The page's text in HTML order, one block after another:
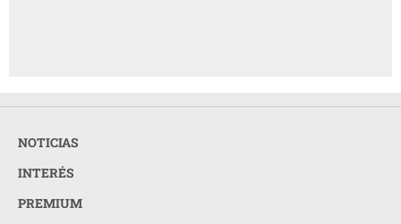
NOTICIAS
INTERÉS
PREMIUM